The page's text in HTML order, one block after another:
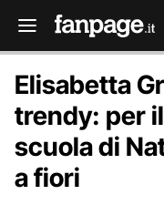
Elisabetta
trendy: per
scuola di
a fiori